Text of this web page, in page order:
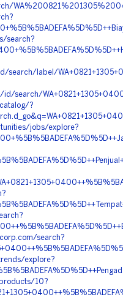
search?
search/label/
search/
?
jobs/explore?
search?
explore?
10?